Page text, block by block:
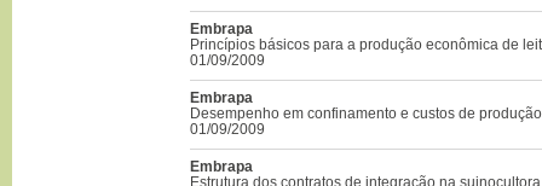
Embrapa
Princípios básicos para a produção econômica de
01/09/2009
Embrapa
Desempenho em confinamento e custos de
01/09/2009
Embrapa
Estrutura dos contratos de integração na